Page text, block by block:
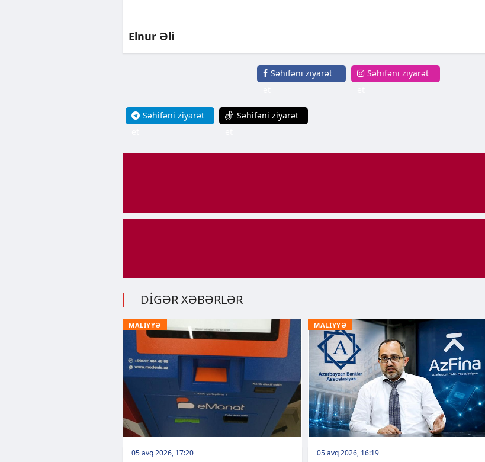
Elnur Əli
Səhifəni ziyarət
Səhifəni ziyarət
Səhifəni ziyarət
Səhifəni ziyarət
DİGƏR XƏBƏRLƏR
MALİYYƏ
05 avq 2026, 17:20
MALİYYƏ
05 avq 2026, 16:19